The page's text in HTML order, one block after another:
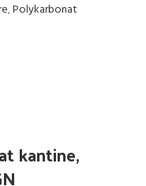
,Polykarbonat
kantine,